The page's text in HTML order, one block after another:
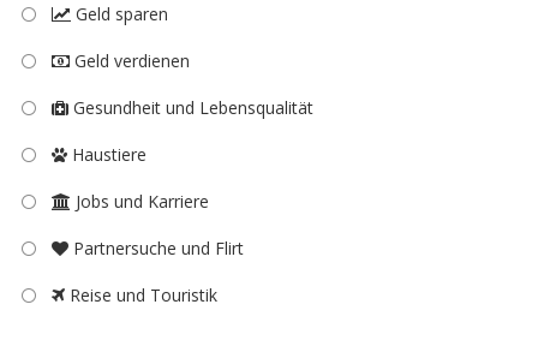
Geld sparen
Geld verdienen
Gesundheit und Lebensqualität
Haustiere
Jobs und Karriere
Partnersuche und Flirt
Reise und Touristik